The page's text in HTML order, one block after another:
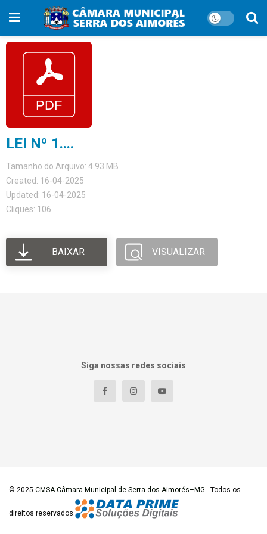
LEI Nº 1....
Tamanho do Arquivo: 4.93 MB
Created: 16-04-2025
Updated: 16-04-2025
Cliques: 106
BAIXAR VISUALIZAR
Siga nossas redes sociais
© 2025 CMSA Câmara Municipal de Serra dos Aimorés–MG - Todos os
direitos reservados.